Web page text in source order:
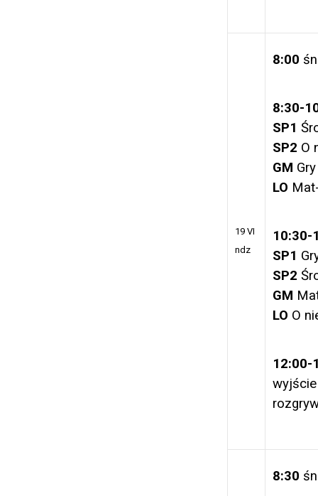
19 VI
ndz
8:00
8:30-
SP1
SP2 O
GM
LO
10:30-
SP1
SP2
GM
LO O
12:00-
8:30